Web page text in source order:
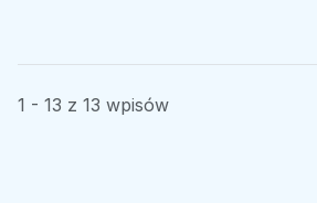
1 - 13 z 13 wpisów